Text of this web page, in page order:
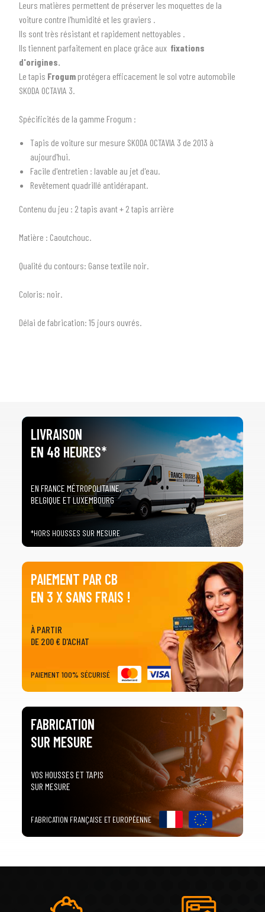
SÉLECTIONNEZ LE TYPE DE VOTRE VÉHICULE
Tous les types
2SÉLECTIONNEZ LA MARQUE DE VOTRE VÉHICULE
Leurs matières permettent de préserver les moquettes de la
voiture contre l'humidité et les graviers .
Ils sont très résistant et rapidement nettoyables .
Ils tiennent parfaitement en place grâce aux fixations
d'origines.
Le tapis Frogum protégera efficacement le sol votre automobile
SKODA OCTAVIA 3
Spécificités de la gamme Frogum :
Tapis de voiture sur mesure SKODA OCTAVIA 3 de 2013 à
aujourd'hui.
Facile d'entretien : lavable au jet d'eau.
Revêtement quadrillé antidérapant.
Contenu du jeu : 2 tapis avant + 2 tapis arrière
Matière : Caoutchouc.
Qualité du contours: Ganse textile noir.
Coloris: noir.
Délai de fabrication: 15 jours ouvrés.
LIVRAISON
EN 48 HEURES*
EN FRANCE MÉTROPOLITAINE,
BELGIQUE ET LUXEMBOURG
*HORS HOUSSES SUR MESURE
PAIEMENT PAR CB
EN 3 X SANS FRAIS !
À PARTIR
DE 200 € D'ACHAT
PAIEMENT 100% SÉCURISÉ
FABRICATION
SUR MESURE
VOS HOUSSES ET TAPIS
SUR MESURE
FABRICATION FRANÇAISE ET EUROPÉENNE